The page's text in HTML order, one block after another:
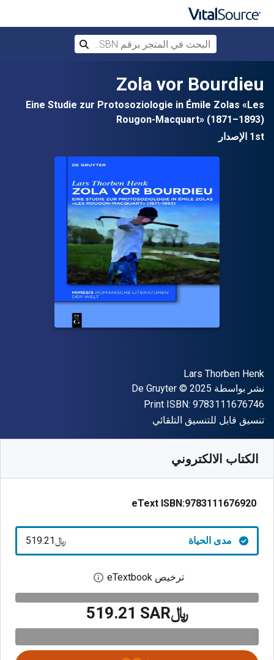
Zola vor Bourdieu
Eine Studie zur Protosoziologie in Émile Zolas «Les
Rougon-Macquart» (1871–1893)
1st الإصدار
المؤلف (المؤلفون)
Lars Thorben Henk
الناشر
نشر بواسطة De Gruyter
حقوق الطبع والنشر © 2025
Print ISBN: 9783111676746
شكل
تنسيق قابل للتنسيق التلقائي
الكتاب الالكتروني
eText ISBN:9783111676920
مدى الحياة ﷼‎519.21
ترخيص eTextbook افتح مربع حوار
﷼‎519.21 SAR